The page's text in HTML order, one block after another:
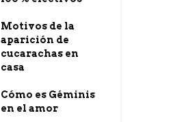
Motivos de la
aparición de
cucarachas en
casa
Cómo es Géminis
en el amor